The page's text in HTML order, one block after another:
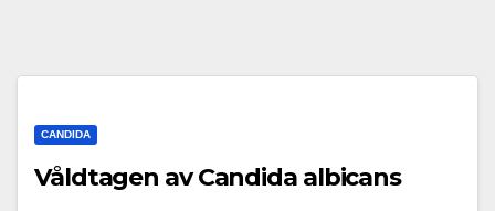
CANDIDA
Våldtagen av Candida albicans